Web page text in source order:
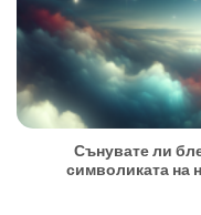
Сънувате ли
символиката на